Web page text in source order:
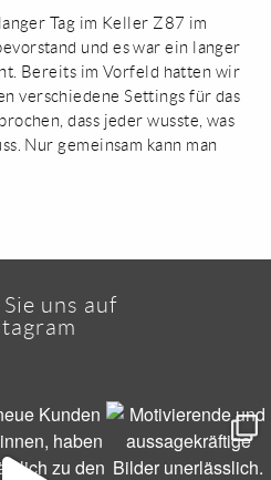
Tag im Keller Z87 im
und es war ein langer
Bereits im Vorfeld hatten wir
verschiedene Settings für das
dass jeder wusste, was
Nur gemeinsam kann man
uns auf